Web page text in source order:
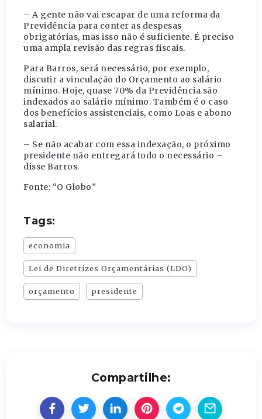
– A gente não vai escapar de uma reforma da
Previdência para conter as despesas
obrigatórias, mas isso não é suficiente. É preciso
uma ampla revisão das regras fiscais.
Para Barros, será necessário, por exemplo,
discutir a vinculação do Orçamento ao salário
mínimo. Hoje, quase 70% da Previdência são
indexados ao salário mínimo. Também é o caso
dos benefícios assistenciais, como Loas e abono
salarial.
– Se não acabar com essa indexação, o próximo
presidente não entregará todo o necessário –
disse Barros.
Fonte: “O Globo”
Tags:
economia
Lei de Diretrizes Orçamentárias (LDO)
orçamento presidente
Compartilhe: